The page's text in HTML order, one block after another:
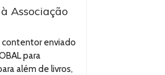
Associação
enviado
para
além de livros,